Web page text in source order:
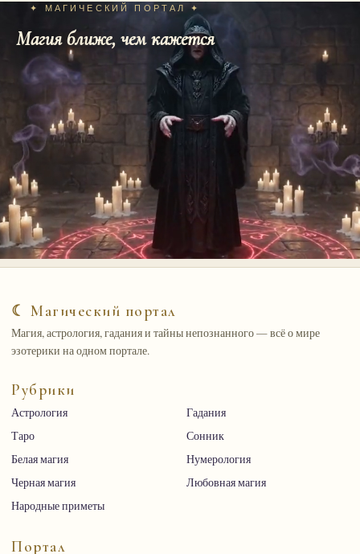
✦ МАГИЧЕСКИЙ ПОРТАЛ ✦
Магия ближе, чем кажется
☾ Магический портал
Магия, астрология, гадания и тайны непознанного — всё о мире
эзотерики на одном портале.
Рубрики
Астрология
Гадания
Таро
Сонник
Белая магия
Нумерология
Черная магия
Любовная магия
Народные приметы
Портал